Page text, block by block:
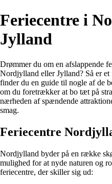
Feriecentre i
Jylland
Drømmer du om en afslappende
Nordjylland eller Jylland? Så er
finder du en guide til nogle af de
om du foretrækker at bo tæt på
nærheden af spændende
smag.
Feriecentre
Nordjylland byder på en række
mulighed for at nyde naturen og
feriecentre, der skiller sig ud: